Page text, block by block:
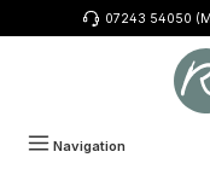
Zum Hauptinhalt springen
07243 54050
Navigation